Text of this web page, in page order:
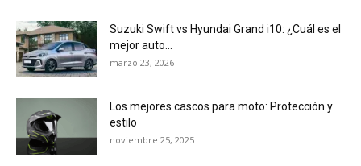
Suzuki Swift vs Hyundai Grand i10: ¿Cuál es el
mejor auto...
marzo 23, 2026
Los mejores cascos para moto: Protección y
estilo
noviembre 25, 2025